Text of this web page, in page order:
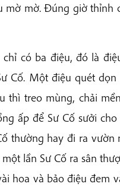
mờ. Đúng giờ thỉnh
có ba điệu, đó là
Cố. Một điệu quét
thì treo mùng, chải
ấp để Sư Cố sưởi
thường hay đi ra vườn
lần Sư Cố ra sân
hoa và bảo điệu đem